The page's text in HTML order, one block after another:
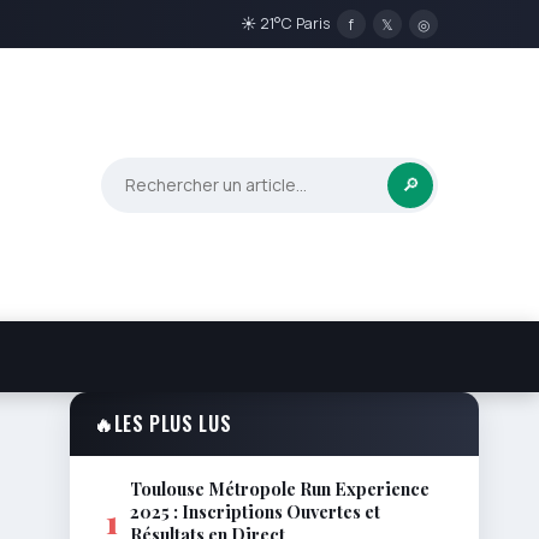
☀ 21°C Paris f 𝕏 ◎
🔎
🔥LES PLUS LUS
1
Toulouse Métropole Run Experience
2025 : Inscriptions Ouvertes et
Résultats en Direct